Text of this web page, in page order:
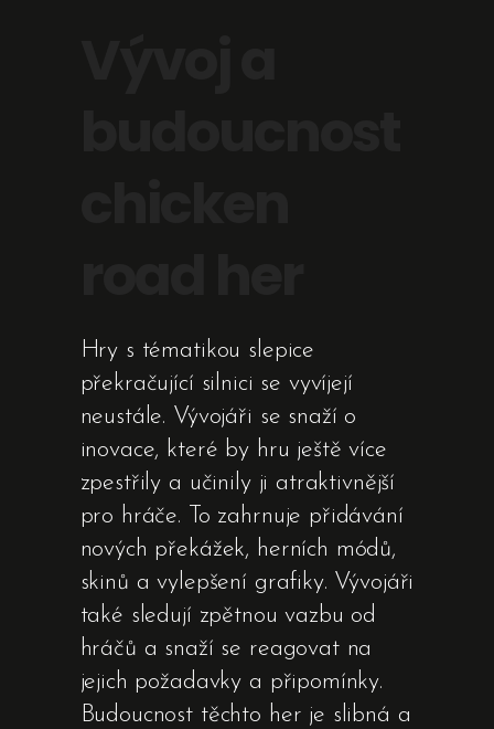
Hry s tématikou slepice
překračující silnici se vyvíjejí
neustále. Vývojáři se snaží o
inovace, které by hru ještě více
zpestřily a učinily ji atraktivnější
pro hráče. To zahrnuje přidávání
nových překážek, herních módů,
skinů a vylepšení grafiky. Vývojáři
také sledují zpětnou vazbu od
hráčů a snaží se reagovat na
jejich požadavky a připomínky.
Budoucnost těchto her je slibná a